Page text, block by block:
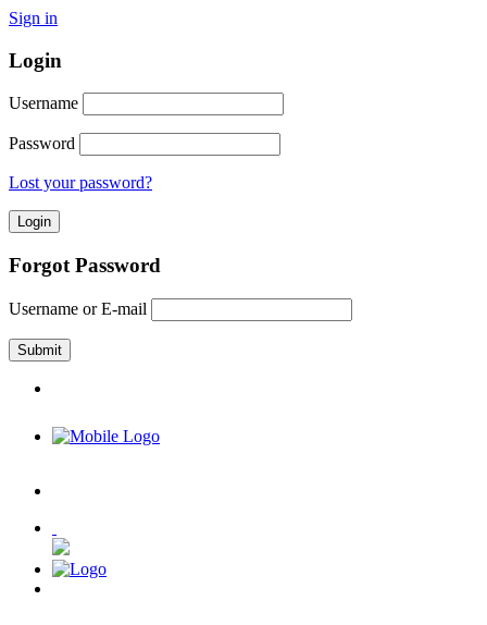
Sign in
Login
Username
Password
Lost your password?
Forgot Password
Username or E-mail